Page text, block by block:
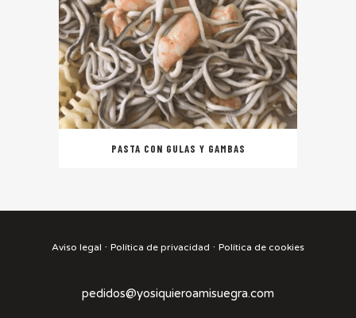
PASTA CON GULAS Y GAMBAS
Aviso legal · Política de privacidad · Política de cookies
pedidos@yosiquieroamisuegra.com